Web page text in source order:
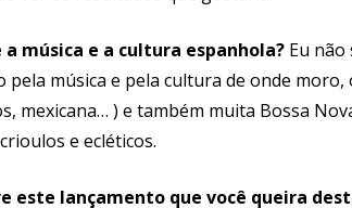
música e a cultura espanhola? Eu
pela música e pela cultura de onde
mexicana… ) e também muita Bossa
e ecléticos.
este lançamento que você queira